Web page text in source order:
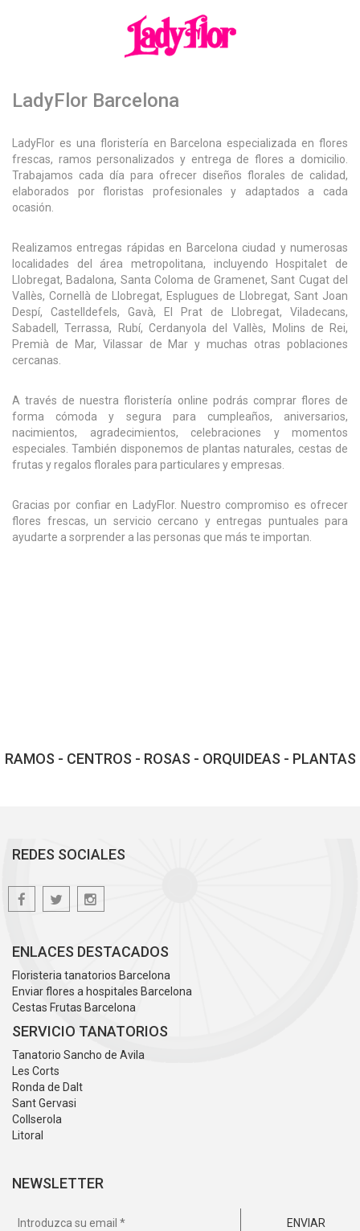
LadyFlor Barcelona
LadyFlor es una floristería en Barcelona especializada en flores
frescas, ramos personalizados y entrega de flores a domicilio.
Trabajamos cada día para ofrecer diseños florales de calidad,
elaborados por floristas profesionales y adaptados a cada
ocasión.
Realizamos entregas rápidas en Barcelona ciudad y numerosas
localidades del área metropolitana, incluyendo Hospitalet de
Llobregat, Badalona, Santa Coloma de Gramenet, Sant Cugat del
Vallès, Cornellà de Llobregat, Esplugues de Llobregat, Sant Joan
Despí, Castelldefels, Gavà, El Prat de Llobregat, Viladecans,
Sabadell, Terrassa, Rubí, Cerdanyola del Vallès, Molins de Rei,
Premià de Mar, Vilassar de Mar y muchas otras poblaciones
cercanas.
A través de nuestra floristería online podrás comprar flores de
forma cómoda y segura para cumpleaños, aniversarios,
nacimientos, agradecimientos, celebraciones y momentos
especiales. También disponemos de plantas naturales, cestas de
frutas y regalos florales para particulares y empresas.
Gracias por confiar en LadyFlor. Nuestro compromiso es ofrecer
flores frescas, un servicio cercano y entregas puntuales para
ayudarte a sorprender a las personas que más te importan.
RAMOS - CENTROS - ROSAS - ORQUIDEAS - PLANTAS
REDES SOCIALES
ENLACES DESTACADOS
Floristeria tanatorios Barcelona
Enviar flores a hospitales Barcelona
Cestas Frutas Barcelona
SERVICIO TANATORIOS
Tanatorio Sancho de Avila
Les Corts
Ronda de Dalt
Sant Gervasi
Collserola
Litoral
NEWSLETTER
ENVIAR